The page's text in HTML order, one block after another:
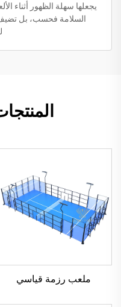
يجعلها سهلة الظهور أثناء
السلامة فحسب، بل تضيف
ملعب رزمة قياسي